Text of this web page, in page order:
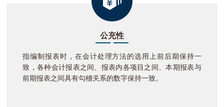
公充性
指编制报表时，在会计处理方法的选用上前后期保持一
致，各种会计报表之间、报表内各项目之间、本期报表与
前期报表之间具有勾稽关系的数字保持一致。